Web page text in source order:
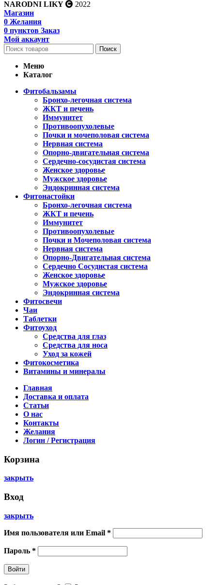
NARODNI LIKY
2022
Магазин
0 Желания
0 пунктов Заказ
Мой аккаунт
Поиск
Меню
Каталог
Фитобальзамы
Бронхо-легочная система
ЖКТ и печень
Иммунитет
Противоопухолевые
Почки и мочеполовая система
Нервная система
Опорно-двигательная система
Сердечно-сосудистая система
Женское здоровье
Мужское здоровье
Эндокринная система
Фитонастойки
Бронхо-легочная система
ЖКТ и печень
Иммунитет
Противоопухолевые
Почки и Мочеполовая система
Нервная система
Опорно-Двигательная система
Сердечно Сосудистая система
Женское здоровье
Мужское здоровье
Эндокринная система
Фитосвечи
Чаи
Таблетки
Фитоуход
Средства для глаз
Средства для носа
Уход за кожей
Фитокосметика
Витамины и минералы
Главная
Доставка и оплата
Статьи
О нас
Контакты
Желания
Логин / Регистрация
Корзина
закрыть
Вход
закрыть
Имя пользователя или Email *
Пароль *
Войти